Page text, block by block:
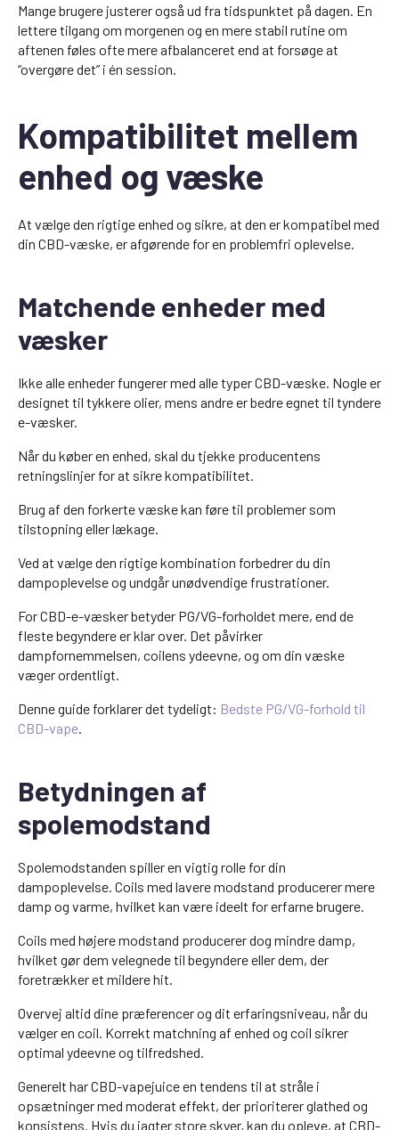
Mange brugere justerer også ud fra tidspunktet på dagen. En
lettere tilgang om morgenen og en mere stabil rutine om
aftenen føles ofte mere afbalanceret end at forsøge at
“overgøre det” i én session.
Kompatibilitet mellem
enhed og væske
At vælge den rigtige enhed og sikre, at den er kompatibel med
din CBD-væske, er afgørende for en problemfri oplevelse.
Matchende enheder med
væsker
Ikke alle enheder fungerer med alle typer CBD-væske. Nogle er
designet til tykkere olier, mens andre er bedre egnet til tyndere
e-væsker.
Når du køber en enhed, skal du tjekke producentens
retningslinjer for at sikre kompatibilitet.
Brug af den forkerte væske kan føre til problemer som
tilstopning eller lækage.
Ved at vælge den rigtige kombination forbedrer du din
dampoplevelse og undgår unødvendige frustrationer.
For CBD-e-væsker betyder PG/VG-forholdet mere, end de
fleste begyndere er klar over. Det påvirker
dampfornemmelsen, coilens ydeevne, og om din væske
væger ordentligt.
Denne guide forklarer det tydeligt: Bedste PG/VG-forhold til
CBD-vape.
Betydningen af
spolemodstand
Spolemodstanden spiller en vigtig rolle for din
dampoplevelse. Coils med lavere modstand producerer mere
damp og varme, hvilket kan være ideelt for erfarne brugere.
Coils med højere modstand producerer dog mindre damp,
hvilket gør dem velegnede til begyndere eller dem, der
foretrækker et mildere hit.
Overvej altid dine præferencer og dit erfaringsniveau, når du
vælger en coil. Korrekt matchning af enhed og coil sikrer
optimal ydeevne og tilfredshed.
Generelt har CBD-vapejuice en tendens til at stråle i
opsætninger med moderat effekt, der prioriterer glathed og
konsistens. Hvis du jagter store skyer, kan du opleve, at CBD-